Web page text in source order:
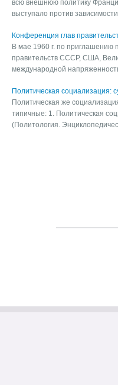
всю внешнюю политику
выступало против
Конференция глав
В мае 1960 г. по приглашению
правительств СССР, США,
международной
Политическая социализация:
Политическая же
типичные: 1. Политическая
(Политология.